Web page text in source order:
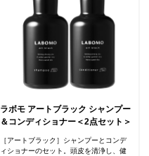
ラボモ アートブラック シャンプー
＆コンディショナー＜2点セット＞
［アートブラック］シャンプーとコンデ
ィショナーのセット。頭皮を清浄し、健